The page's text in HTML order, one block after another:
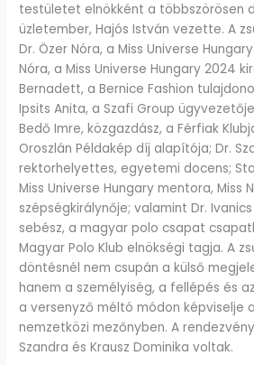
testületet elnökként a többszörösen
üzletember, Hajós István vezette. A
Dr. Özer Nóra, a Miss Universe
Nóra, a Miss Universe Hungary 2024
Bernadett, a Bernice Fashion
Ipsits Anita, a Szafi Group
Bedő Imre, közgazdász, a Férfiak
Oroszlán Példakép díj alapítója; Dr.
rektorhelyettes, egyetemi docens;
Miss Universe Hungary mentora, Miss
szépségkirálynője; valamint Dr.
sebész, a magyar polo csapat
Magyar Polo Klub elnökségi tagja. A
döntésnél nem csupán a külső
hanem a személyiség, a fellépés és
a versenyző méltó módon képviselje
nemzetközi mezőnyben. A
Szandra és Krausz Dominika voltak.